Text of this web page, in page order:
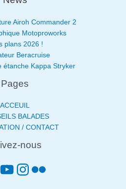
Airoh Commander 2
Motoproworks
plans 2026 !
Beracruise
étanche Kappa Stryker
Pages
ACCEUIL
BALADES
/ CONTACT
nous